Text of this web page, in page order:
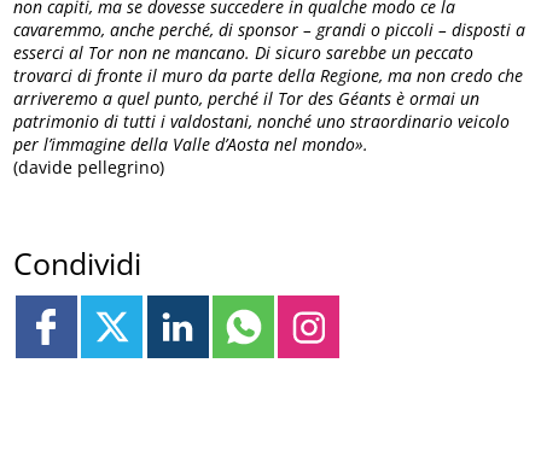
non capiti, ma se dovesse succedere in qualche modo ce la
cavaremmo, anche perché, di sponsor – grandi o piccoli – disposti a
esserci al Tor non ne mancano. Di sicuro sarebbe un peccato
trovarci di fronte il muro da parte della Regione, ma non credo che
arriveremo a quel punto, perché il Tor des Géants è ormai un
patrimonio di tutti i valdostani, nonché uno straordinario veicolo
per l’immagine della Valle d’Aosta nel mondo».
(davide pellegrino)
Condividi